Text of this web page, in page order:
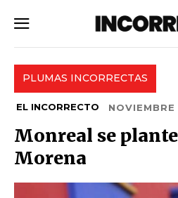
PLUMAS INCORRECTAS
EL INCORRECTO
Monreal se
Morena